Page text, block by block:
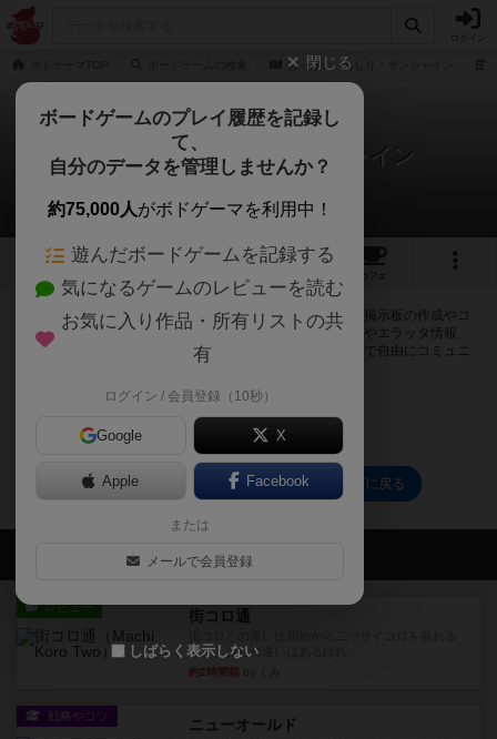
おっぱい・おしり・サンシャイン
おっぱい・おしり・サンシャイン
0件の掲示板
1 3
カフェ
ログインするとおっぱい・おしり・サンシャインに関する掲示板の作成やコ
メントの書き込みが出来るようになります。ルールの疑問やエラッタ情報、
マニュアルでは判断し辛い曖昧な表記等について会員同士で自由にコミュニ
ログイン/無料会員登録
おっぱい・おしり・サンシャインのトップに戻る
会員の新しい投稿
レビュー 街コロ通
など、少しの違いはあるけれ...
約2時間前
戦略やコツ ニューオールド
閉じる
ボードゲームのプレイ履歴を記録し
て、
自分のデータを管理しませんか？
約75,000人がボドゲーマを利用中！
遊んだボードゲームを記録する
気になるゲームのレビューを読む
お気に入り作品・所有リストの共
有
ログイン / 会員登録（10秒）
Google X
Apple Facebook
または
メールで会員登録
しばらく表示しない